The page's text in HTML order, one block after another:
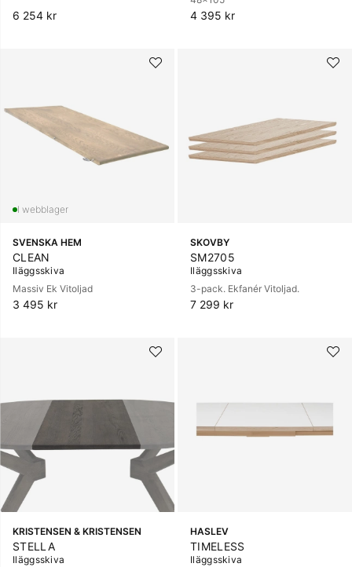
6 254 kr 4 395 kr
SVENSKA HEM
CLEAN
Iläggsskiva
Massiv Ek Vitoljad
3 495 kr
SKOVBY
SM2705
Iläggsskiva
3-pack. Ekfanér Vitoljad.
7 299 kr
KRISTENSEN & KRISTENSEN
STELLA
Iläggsskiva
HASLEV
TIMELESS
Iläggsskiva